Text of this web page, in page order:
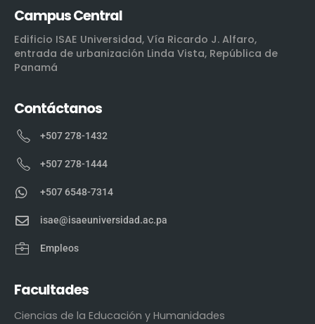
Campus Central
Edificio ISAE Universidad, Vía Ricardo J. Alfaro,
entrada de urbanización Linda Vista, República de
Panamá
Contáctanos
+507 278-1432
+507 278-1444
+507 6548-7314
isae@isaeuniversidad.ac.pa
Empleos
Facultades
Ciencias de la Educación y Humanidades